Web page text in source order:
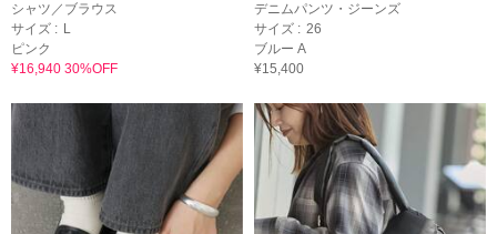
シャツ／ブラウス
サイズ : L
ピンク
¥16,940 30%OFF
デニムパンツ・ジーンズ
サイズ : 26
ブルー A
¥15,400